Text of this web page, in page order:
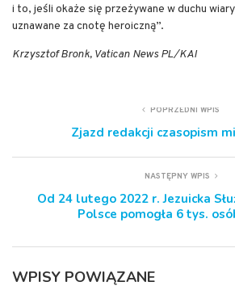
i to, jeśli okaże się przeżywane w duchu
uznawane za cnotę heroiczną”.
Krzysztof Bronk, Vatican News PL/KAI
POPRZEDNI WPIS
Zjazd redakcji czasopism
NASTĘPNY WPIS
Od 24 lutego 2022 r. Jezuicka
Polsce pomogła 6 tys.
WPISY POWIĄZANE